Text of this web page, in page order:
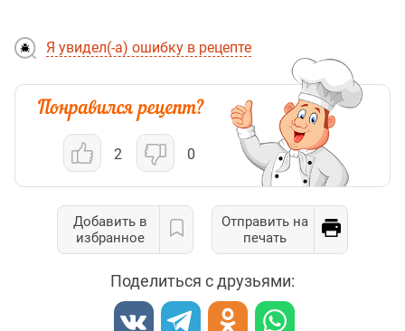
Я увидел(-а) ошибку в рецепте
2 0
Добавить в
избранное
Отправить на
печать
Поделиться с друзьями: